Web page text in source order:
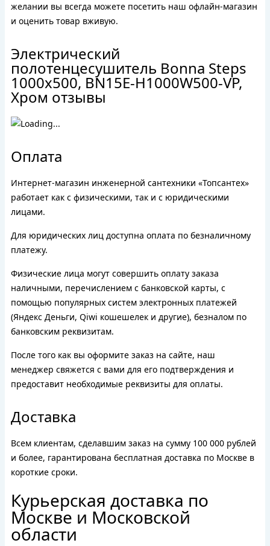
желании вы всегда можете посетить наш офлайн-магазин
и оценить товар вживую.
Электрический
полотенцесушитель Bonna Steps
1000x500, BN15E-H1000W500-VP,
Хром отзывы
Оплата
Интернет-магазин инженерной сантехники «Топсантех»
работает как с физическими, так и с юридическими
лицами.
Для юридических лиц доступна оплата по безналичному
платежу.
Физические лица могут совершить оплату заказа
наличными, перечислением с банковской карты, с
помощью популярных систем электронных платежей
(Яндекс Деньги, Qiwi кошешелек и другие), безналом по
банковским реквизитам.
После того как вы оформите заказ на сайте, наш
менеджер свяжется с вами для его подтверждения и
предоставит необходимые реквизиты для оплаты.
Доставка
Всем клиентам, сделавшим заказ на сумму 100 000 рублей
и более, гарантирована бесплатная доставка по Москве в
короткие сроки.
Курьерская доставка по
Москве и Московской
области